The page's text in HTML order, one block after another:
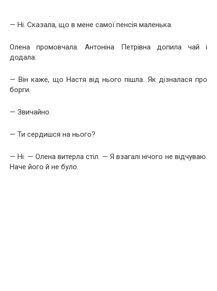
— Ні. Сказала, що в мене самої пенсія маленька.
Олена промовчала. Антоніна Петрівна допила чай і
додала:
— Він каже, що Настя від нього пішла. Як дізналася про
борги.
— Звичайно.
— Ти сердишся на нього?
— Ні. — Олена витерла стіл. — Я взагалі нічого не відчуваю.
Наче його й не було.